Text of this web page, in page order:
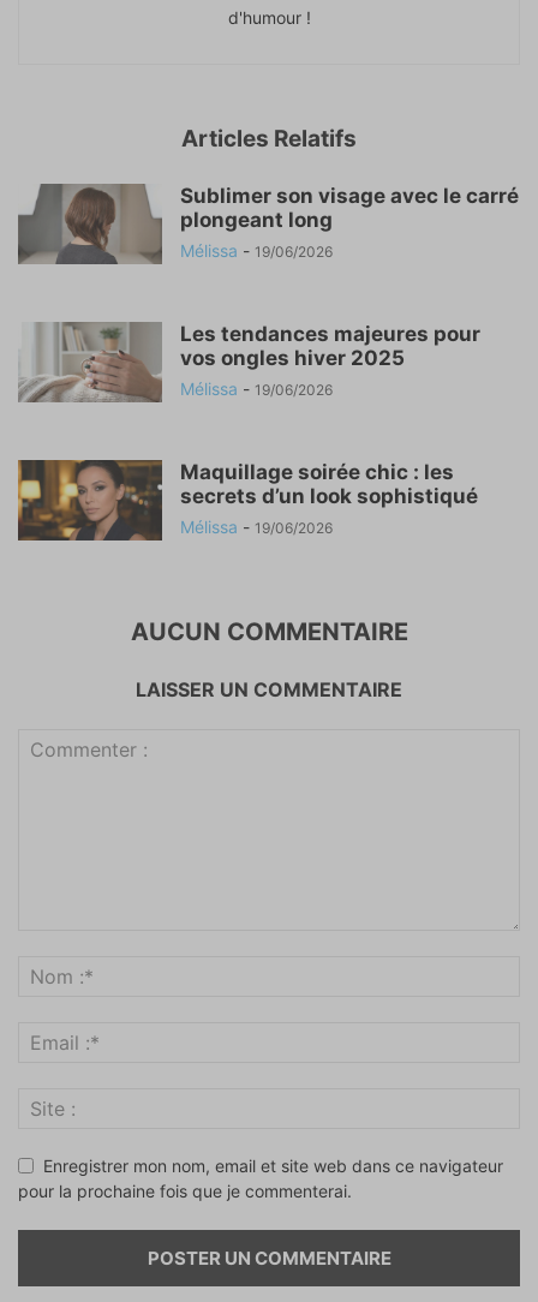
d'humour !
Articles Relatifs
Sublimer son visage avec le carré
plongeant long
Mélissa - 19/06/2026
Les tendances majeures pour
vos ongles hiver 2025
Mélissa - 19/06/2026
Maquillage soirée chic : les
secrets d’un look sophistiqué
Mélissa - 19/06/2026
AUCUN COMMENTAIRE
LAISSER UN COMMENTAIRE
Enregistrer mon nom, email et site web dans ce navigateur
pour la prochaine fois que je commenterai.